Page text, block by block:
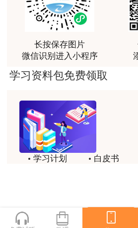
问，让小白学员也能一次过四门
荐[强][强]
感谢教育网的多年支持与培养。
用户m9****66
用户m9****66
老师讲课认真负责，要点突出；
用户ch****15
达老师的课程讲的非常好
用户s****02
长按保存图片
微信识别进入小程序
学习资料包免费领取
学习计划
白皮书